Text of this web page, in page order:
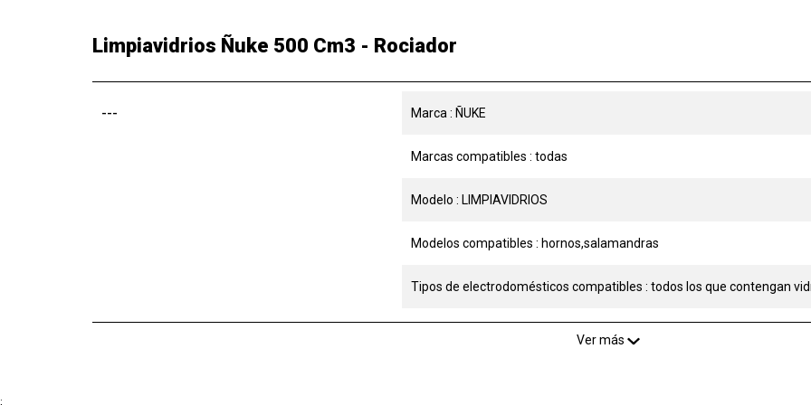
Limpiavidrios Ñuke 500 Cm3 - Rociador
--- Marca : ÑUKE
Marcas compatibles : todas
Modelo : LIMPIAVIDRIOS
Modelos compatibles : hornos,salamandras
Tipos de electrodomésticos compatibles : todos los que contengan
Ver más
;